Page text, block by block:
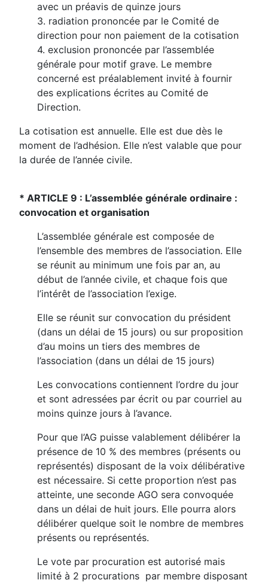
avec un préavis de quinze jours
3. radiation prononcée par le Comité de
direction pour non paiement de la cotisation
4. exclusion prononcée par l’assemblée
générale pour motif grave. Le membre
concerné est préalablement invité à fournir
des explications écrites au Comité de
Direction.
La cotisation est annuelle. Elle est due dès le
moment de l’adhésion. Elle n’est valable que pour
la durée de l’année civile.
* ARTICLE 9 : L’assemblée générale ordinaire :
convocation et organisation
L’assemblée générale est composée de
l’ensemble des membres de l’association. Elle
se réunit au minimum une fois par an, au
début de l’année civile, et chaque fois que
l’intérêt de l’association l’exige.
Elle se réunit sur convocation du président
(dans un délai de 15 jours) ou sur proposition
d’au moins un tiers des membres de
l’association (dans un délai de 15 jours)
Les convocations contiennent l’ordre du jour
et sont adressées par écrit ou par courriel au
moins quinze jours à l’avance.
Pour que l’AG puisse valablement délibérer la
présence de 10 % des membres (présents ou
représentés) disposant de la voix délibérative
est nécessaire. Si cette proportion n’est pas
atteinte, une seconde AGO sera convoquée
dans un délai de huit jours. Elle pourra alors
délibérer quelque soit le nombre de membres
présents ou représentés.
Le vote par procuration est autorisé mais
limité à 2 procurations par membre disposant